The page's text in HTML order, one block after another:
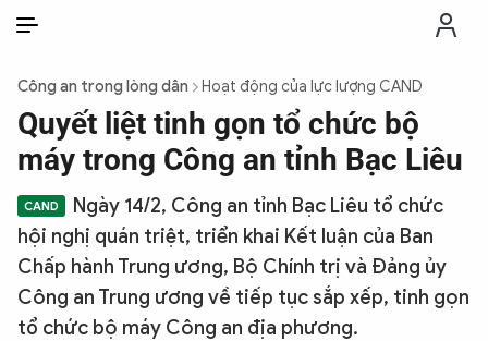
THỜI SỰ
CHỐNG DIỄN BIẾN HÒA BÌNH
CÔNG AN TRONG LÒNG DÂN
XÃ HỘI
Công an trong lòng dân Hoạt động của lực lượng CAND
Quyết liệt tinh gọn tổ chức bộ
máy trong Công an tỉnh Bạc Liêu
Ngày 14/2, Công an tỉnh Bạc Liêu tổ chức
hội nghị quán triệt, triển khai Kết luận của Ban
Chấp hành Trung ương, Bộ Chính trị và Đảng ủy
Công an Trung ương về tiếp tục sắp xếp, tinh gọn
tổ chức bộ máy Công an địa phương.